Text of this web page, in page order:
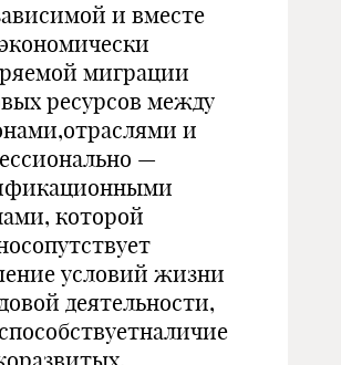
и вместе
миграции
ресурсов между
и
—
которой
ус­ловий жизни
деятельности,